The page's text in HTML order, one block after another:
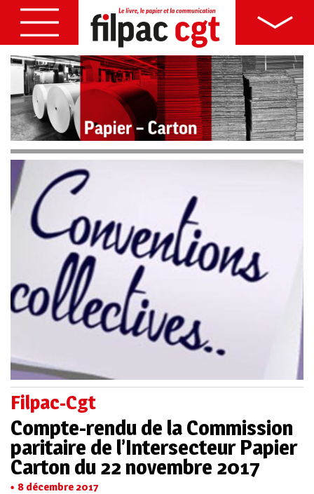
Filpac-Cgt
Compte-rendu de la Commission
paritaire de l’Intersecteur Papier
Carton du 22 novembre 2017
8 décembre 2017